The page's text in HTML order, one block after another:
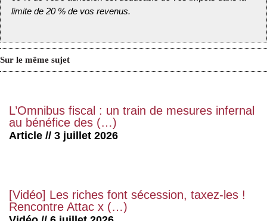
limite de 20 % de vos revenus.
Sur le même sujet
L’Omnibus fiscal : un train de mesures infernal
au bénéfice des (…)
Article // 3 juillet 2026
[Vidéo] Les riches font sécession, taxez-les !
Rencontre Attac x (…)